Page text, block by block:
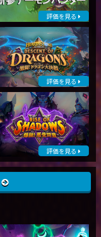
評価を見る
評価を見る
評価を見る